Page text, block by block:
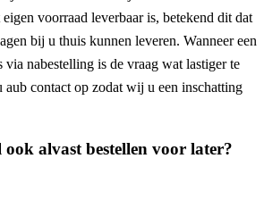
voorraad leverbaar is, betekend dit dat
bij u thuis kunnen leveren. Wanneer een
nabestelling is de vraag wat lastiger te
aub contact op zodat wij u een inschatting
alvast bestellen voor later?